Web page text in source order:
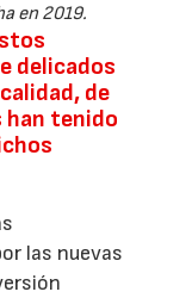
en 2019.
delicados
de
tenido
las nuevas